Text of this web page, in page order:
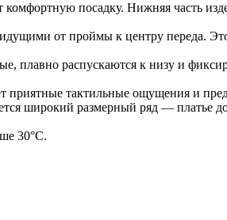
комфортную посадку. Нижняя часть
от проймы к центру переда.
плавно распускаются к низу и
приятные тактильные ощущения и
широкий размерный ряд — платье
30°С.